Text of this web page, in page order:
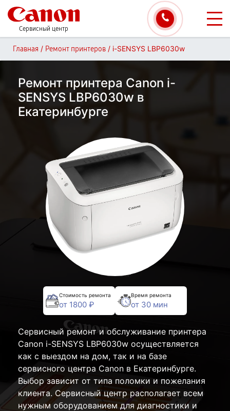
Сервисный центр
Главная / Ремонт принтеров / i-SENSYS LBP6030w
Ремонт принтера Canon i-
SENSYS LBP6030w в
Екатеринбурге
Стоимость ремонта
от 1800 ₽
Время ремонта
от 30 мин
Сервисный ремонт и обслуживание принтера
Canon i-SENSYS LBP6030w осуществляется
как с выездом на дом, так и на базе
сервисного центра Canon в Екатеринбурге.
Выбор зависит от типа поломки и пожелания
клиента. Сервисный центр располагает всем
нужным оборудованием для диагностики и